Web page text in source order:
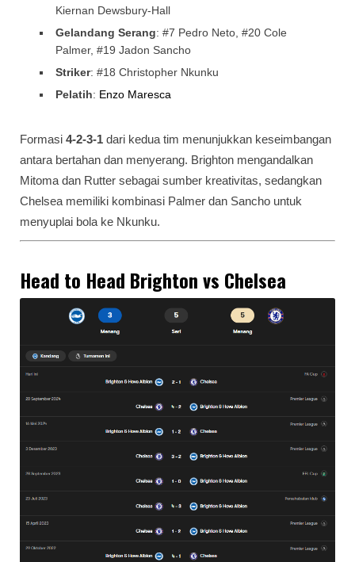
Kiernan Dewsbury-Hall
Gelandang Serang: #7 Pedro Neto, #20 Cole
Palmer, #19 Jadon Sancho
Striker: #18 Christopher Nkunku
Pelatih: Enzo Maresca
Formasi 4-2-3-1 dari kedua tim menunjukkan keseimbangan
antara bertahan dan menyerang. Brighton mengandalkan
Mitoma dan Rutter sebagai sumber kreativitas, sedangkan
Chelsea memiliki kombinasi Palmer dan Sancho untuk
menyuplai bola ke Nkunku.
Head to Head Brighton vs Chelsea